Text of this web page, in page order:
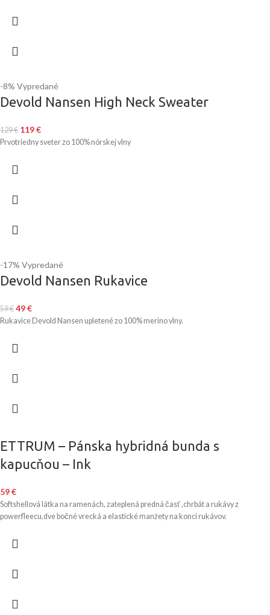
-8% Vypredané
Devold Nansen High Neck Sweater
129€ 119€
Prvotriedny sveter zo 100% nórskej vlny
-17% Vypredané
Devold Nansen Rukavice
59€ 49€
Rukavice Devold Nansen upletené zo 100% merino vlny.
ETTRUM – Pánska hybridná bunda s
kapucňou – Ink
59€
Softshellová látka na ramenách, zateplená predná časť ,chrbát a rukávy z
powerfleecu,dve bočné vrecká a elastické manžety na konci rukávov.